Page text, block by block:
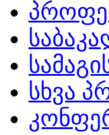
სხვა